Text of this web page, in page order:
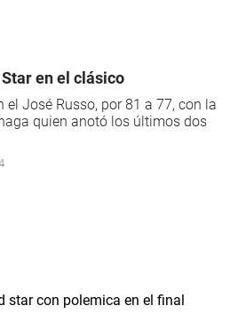
en el clásico
el José Russo, por 81 a 77, con la
quien anotó los últimos dos